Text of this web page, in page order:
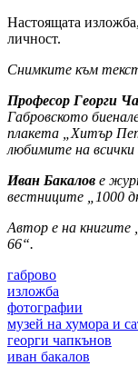
Настоящата
личност.
Снимките към
Професор Георги
Габровското
плакета „Хитър
любимите на
Иван Бакалов е
вестниците „1000
Автор е на книгите
66“.
габрово
изложба
фотографии
музей на хумора и
георги чапкънов
иван бакалов